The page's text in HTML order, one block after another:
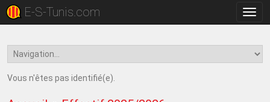
la
E-S-Tunis.com
Vous n'êtes pas identifié(e).